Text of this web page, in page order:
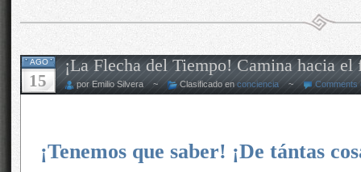
AGO
15
¡La Flecha del Tiempo! Camina hacia
por Emilio Silvera ~ Clasificado en conciencia~ Comments
¡Tenemos que saber! ¡De tántas